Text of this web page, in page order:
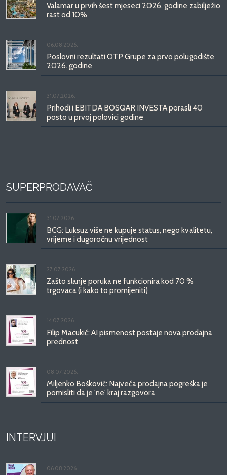
Valamar u prvih šest mjeseci 2026. godine zabilježio
rast od 10%
06.08.2026.
Poslovni rezultati OTP Grupe za prvo polugodište
2026. godine
31.07.2026.
Prihodi i EBITDA BOSQAR INVESTA porasli 40
posto u prvoj polovici godine
SUPERPRODAVAČ
31.07.2026.
BCG: Luksuz više ne kupuje status, nego kvalitetu,
vrijeme i dugoročnu vrijednost
27.07.2026.
Zašto slanje poruka ne funkcionira kod 70 %
trgovaca (i kako to promijeniti)
14.07.2026.
Filip Macukić: AI pismenost postaje nova prodajna
prednost
08.07.2026.
Miljenko Bošković: Najveća prodajna pogreška je
pomisliti da je 'ne' kraj razgovora
INTERVJUI
06.08.2026.